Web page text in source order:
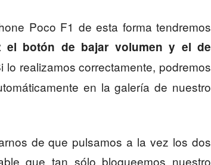
Poco F1 de esta forma tendremos
el botón de bajar volumen y el de
lo realizamos correctamente, podremos
en la galería de nuestro
de que pulsamos a la vez los dos
que tan sólo bloqueemos nuestro